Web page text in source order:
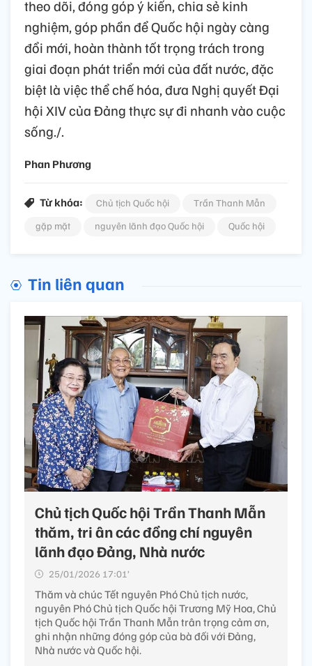
theo dõi, đóng góp ý kiến, chia sẻ kinh
nghiệm, góp phần để Quốc hội ngày càng
đổi mới, hoàn thành tốt trọng trách trong
giai đoạn phát triển mới của đất nước, đặc
biệt là việc thể chế hóa, đưa Nghị quyết Đại
hội XIV của Đảng thực sự đi nhanh vào cuộc
sống./.
Phan Phương
Từ khóa: Chủ tịch Quốc hội
Trần Thanh Mẫn
gặp mặt
nguyên lãnh đạo Quốc hội Quốc hội
Tin liên quan
Chủ tịch Quốc hội Trần Thanh Mẫn
thăm, tri ân các đồng chí nguyên
lãnh đạo Đảng, Nhà nước
25/01/2026 17:01’
Thăm và chúc Tết nguyên Phó Chủ tịch nước,
nguyên Phó Chủ tịch Quốc hội Trương Mỹ Hoa, Chủ
tịch Quốc hội Trần Thanh Mẫn trân trọng cảm ơn,
ghi nhận những đóng góp của bà đối với Đảng,
Nhà nước và Quốc hội.